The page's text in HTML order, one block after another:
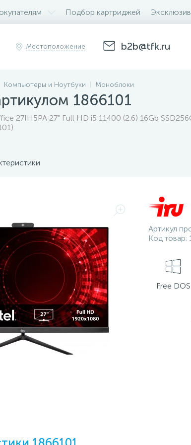
Подбор картриджей
Местоположение b2b@tfk.ru
Компьютеры и Ноутбуки Моноблоки
1866101
27IH5PA 27" Full HD i5 11400 (2.6) 16Gb
Артикул
Код товар:
Free DOS